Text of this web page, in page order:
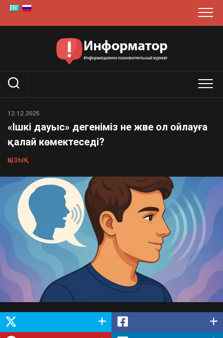
Skip
content
12.12.2025
«Ішкі дауыс» дегеніміз не және ол ойлауға
қалай көмектеседі?
ҚЫЗЫҚ